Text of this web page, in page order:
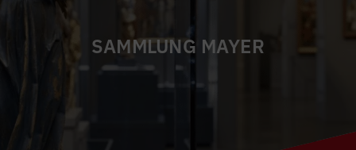
SAMMLUNG MAYER